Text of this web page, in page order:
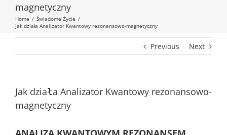
magnetyczny
Home / Świadome Życie /
Jak działa Analizator Kwantowy rezonansowo-magnetyczny
Previous Next
Jak działa Analizator Kwantowy rezonansowo-
magnetyczny